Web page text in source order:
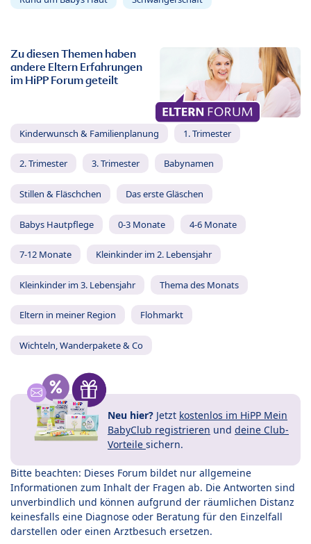
Zu diesen Themen haben
andere Eltern Erfahrungen
im HiPP Forum geteilt
Kinderwunsch & Familienplanung 1. Trimester
2. Trimester 3. Trimester Babynamen
Stillen & Fläschchen Das erste Gläschen
Babys Hautpflege 0-3 Monate 4-6 Monate
7-12 Monate Kleinkinder im 2. Lebensjahr
Kleinkinder im 3. Lebensjahr Thema des Monats
Eltern in meiner Region Flohmarkt
Wichteln, Wanderpakete & Co
Neu hier? Jetzt kostenlos im HiPP Mein
BabyClub registrieren und deine Club-
Vorteile sichern.
Bitte beachten: Dieses Forum bildet nur allgemeine
Informationen zum Inhalt der Fragen ab. Die Antworten sind
unverbindlich und können aufgrund der räumlichen Distanz
keinesfalls eine Diagnose oder Beratung für den Einzelfall
darstellen oder einen Arztbesuch ersetzen.